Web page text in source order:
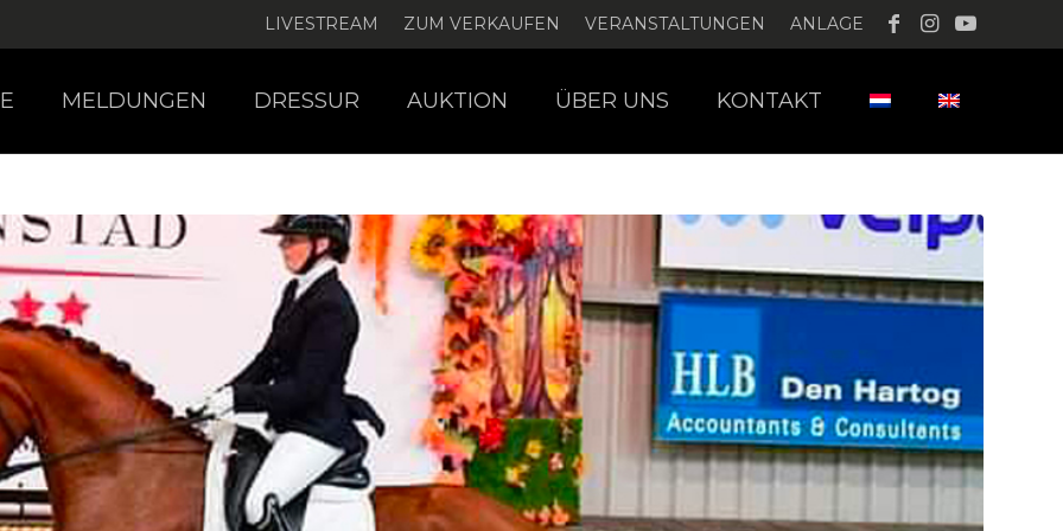
LIVESTREAM ZUM VERKAUFEN VERANSTALTUNGEN ANLAGE
MELDUNGEN DRESSUR AUKTION ÜBER UNS KONTAKT